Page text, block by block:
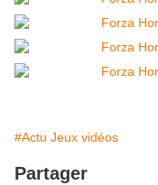
#Actu Jeux vidéos
Partager